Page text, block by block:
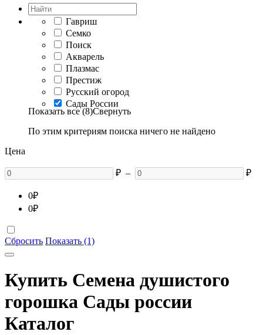
Гавриш
Семко
Поиск
Акварель
Плазмас
Престиж
Русский огород
Сады России
Показать все (8)Свернуть
По этим критериям поиска ничего не найдено
Цена
₽ – ₽
0₽
0₽
Сбросить Показать (1)
Купить Семена душистого
горошка Сады россии
Каталог